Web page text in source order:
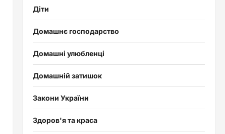
Діти
Домашнє господарство
Домашні улюбленці
Домашній затишок
Закони України
Здоров'я та краса